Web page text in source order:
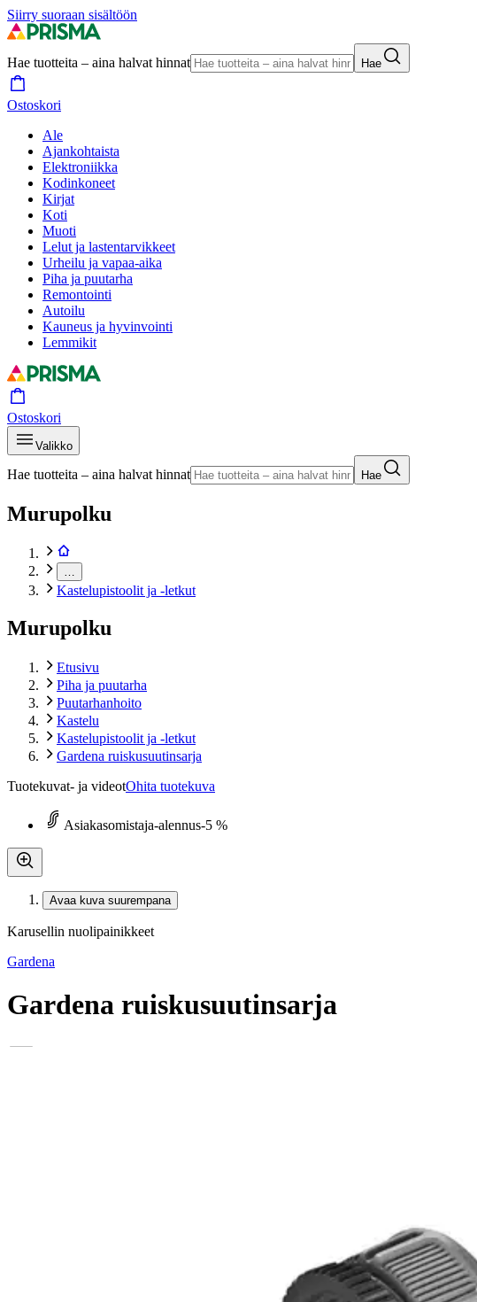
Siirry suoraan sisältöön
Hae tuotteita – aina halvat hinnat Hae
Ostoskori
Ale
Ajankohtaista
Elektroniikka
Kodinkoneet
Kirjat
Koti
Muoti
Lelut ja lastentarvikkeet
Urheilu ja vapaa-aika
Piha ja puutarha
Remontointi
Autoilu
Kauneus ja hyvinvointi
Lemmikit
Ostoskori
Valikko
Hae tuotteita – aina halvat hinnat Hae
Murupolku
Kastelupistoolit ja -letkut
Murupolku
Etusivu
Piha ja puutarha
Puutarhanhoito
Kastelu
Kastelupistoolit ja -letkut
Gardena ruiskusuutinsarja
Tuotekuvat- ja videotOhita tuotekuva
Asiakasomistaja-alennus-5 %
Avaa kuva suurempana
Karusellin nuolipainikkeet
Gardena
Gardena ruiskusuutinsarja